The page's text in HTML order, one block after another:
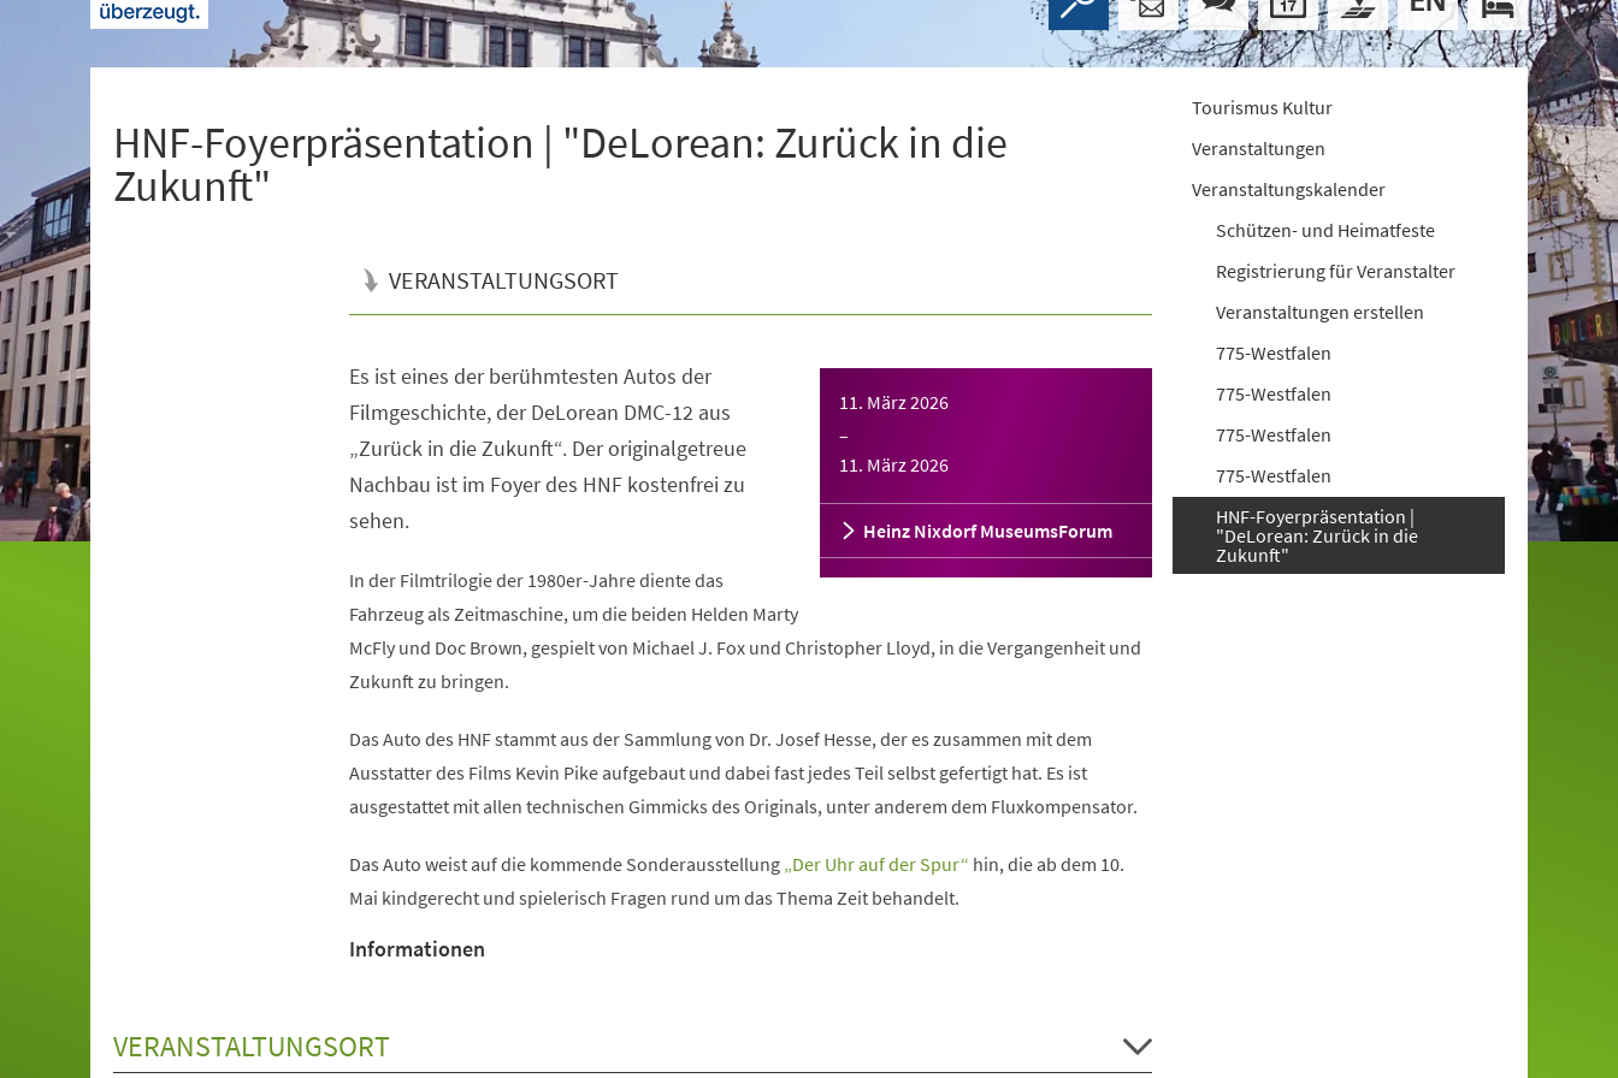
HNF-Foyerpräsentation | "DeLorean: Zurück in die
Zukunft"
VERANSTALTUNGSORT
11. März 2026
–
11. März 2026
Heinz Nixdorf MuseumsForum
Es ist eines der berühmtesten Autos der
Filmgeschichte, der DeLorean DMC-12 aus
„Zurück in die Zukunft“. Der originalgetreue
Nachbau ist im Foyer des HNF kostenfrei zu
sehen.
In der Filmtrilogie der 1980er-Jahre diente das
Fahrzeug als Zeitmaschine, um die beiden Helden Marty
McFly und Doc Brown, gespielt von Michael J. Fox und Christopher Lloyd, in die Vergangenheit und
Zukunft zu bringen.
Das Auto des HNF stammt aus der Sammlung von Dr. Josef Hesse, der es zusammen mit dem
Ausstatter des Films Kevin Pike aufgebaut und dabei fast jedes Teil selbst gefertigt hat. Es ist
ausgestattet mit allen technischen Gimmicks des Originals, unter anderem dem Fluxkompensator.
Das Auto weist auf die kommende Sonderausstellung „Der Uhr auf der Spur“ hin, die ab dem 10.
Mai kindgerecht und spielerisch Fragen rund um das Thema Zeit behandelt.
Informationen
VERANSTALTUNGSORT
Tourismus Kultur
Veranstaltungen
Veranstaltungskalender
Schützen- und Heimatfeste
Registrierung für Veranstalter
Veranstaltungen erstellen
775-Westfalen
775-Westfalen
775-Westfalen
775-Westfalen
HNF-Foyerpräsentation |
"DeLorean: Zurück in die
Zukunft"